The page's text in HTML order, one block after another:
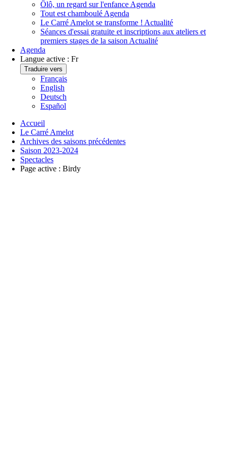
Ôlô, un regard sur l'enfance Agenda
Tout est chamboulé Agenda
Le Carré Amelot se transforme ! Actualité
Séances d'essai gratuite et inscriptions aux ateliers et
premiers stages de la saison Actualité
Agenda
Langue active : Fr
Traduire vers
Français
English
Deutsch
Español
Accueil
Le Carré Amelot
Archives des saisons précédentes
Saison 2023-2024
Spectacles
Page active : Birdy